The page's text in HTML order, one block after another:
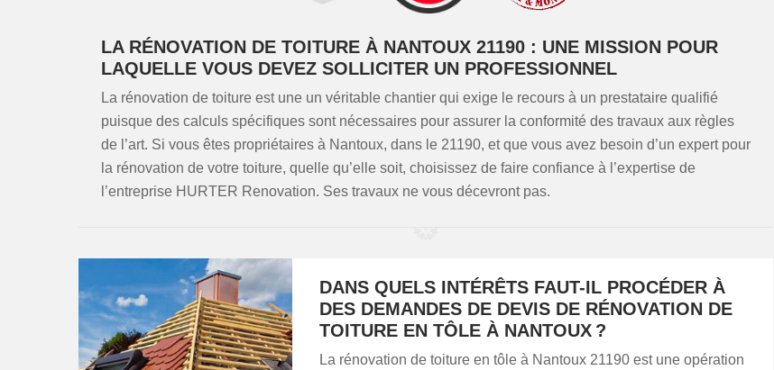
LA RÉNOVATION DE TOITURE À NANTOUX 21190 : UNE MISSION POUR
LAQUELLE VOUS DEVEZ SOLLICITER UN PROFESSIONNEL
La rénovation de toiture est une un véritable chantier qui exige le recours à un prestataire qualifié
puisque des calculs spécifiques sont nécessaires pour assurer la conformité des travaux aux règles
de l’art. Si vous êtes propriétaires à Nantoux, dans le 21190, et que vous avez besoin d’un expert pour
la rénovation de votre toiture, quelle qu’elle soit, choisissez de faire confiance à l’expertise de
l’entreprise HURTER Renovation. Ses travaux ne vous décevront pas.
DANS QUELS INTÉRÊTS FAUT-IL PROCÉDER À
DES DEMANDES DE DEVIS DE RÉNOVATION DE
TOITURE EN TÔLE À NANTOUX ?
La rénovation de toiture en tôle à Nantoux 21190 est une opération